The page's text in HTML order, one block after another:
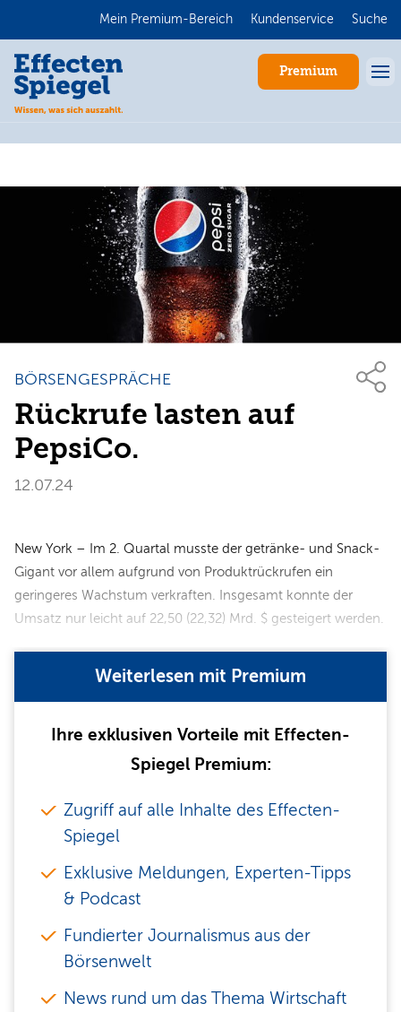
Mein Premium-Bereich Kundenservice Suche
Premium
BÖRSENGESPRÄCHE
Rückrufe lasten auf
PepsiCo.
12.07.24
New York – Im 2. Quartal musste der getränke- und Snack-
Gigant vor allem aufgrund von Produktrückrufen ein
geringeres Wachstum verkraften. Insgesamt konnte der
Umsatz nur leicht auf 22,50 (22,32) Mrd. $ gesteigert werden.
Weiterlesen mit Premium
Ihre exklusiven Vorteile mit Effecten-
Spiegel Premium:
Zugriff auf alle Inhalte des Effecten-
Spiegel
Exklusive Meldungen, Experten-Tipps
& Podcast
Fundierter Journalismus aus der
Börsenwelt
News rund um das Thema Wirtschaft